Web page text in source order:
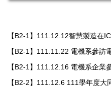
【B2-1】111.12.12智慧製造在
【B2-1】111.11.22 電機系參訪
【B2-1】111.12.16 電機系企業
【B2-2】111.12.6 111學年度